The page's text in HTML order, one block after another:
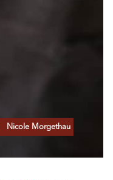
Nicole Morgethau